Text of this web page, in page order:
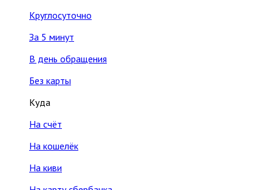
Круглосуточно
За 5 минут
В день обращения
Без карты
Куда
На счёт
На кошелёк
На киви